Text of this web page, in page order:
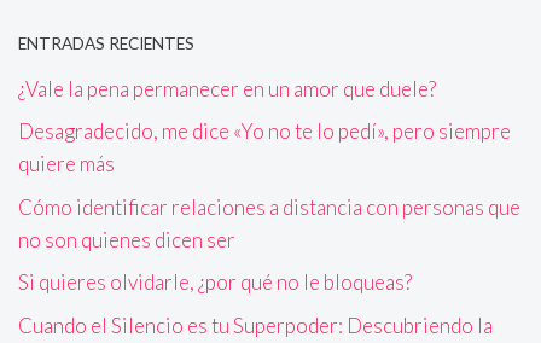
ENTRADAS RECIENTES
¿Vale la pena permanecer en un amor que duele?
Desagradecido, me dice «Yo no te lo pedí», pero siempre
quiere más
Cómo identificar relaciones a distancia con personas que
no son quienes dicen ser
Si quieres olvidarle, ¿por qué no le bloqueas?
Cuando el Silencio es tu Superpoder: Descubriendo la